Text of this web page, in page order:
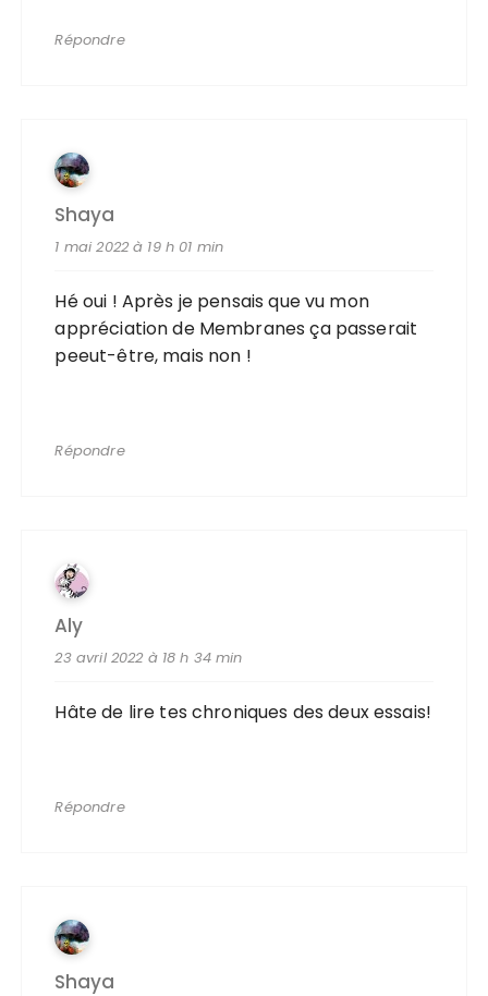
Répondre
Shaya
1 mai 2022 à 19 h 01 min
Hé oui ! Après je pensais que vu mon
appréciation de Membranes ça passerait
peeut-être, mais non !
Répondre
Aly
23 avril 2022 à 18 h 34 min
Hâte de lire tes chroniques des deux essais!
Répondre
Shaya